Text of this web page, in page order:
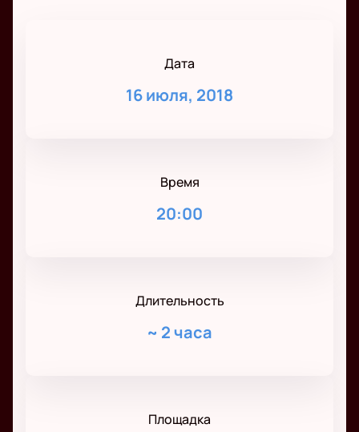
Дата
16 июля, 2018
Время
20:00
Длительность
~ 2 часа
Площадка